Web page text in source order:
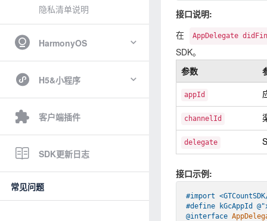
隐私清单说明
HarmonyOS
H5&小程序
客户端插件
SDK更新日志
常见问题
接口说明:
在
AppDelegate
SDK。
参数
appId
channelId
delegate
接口示例:
#import
#define kGcAppId @
@interface